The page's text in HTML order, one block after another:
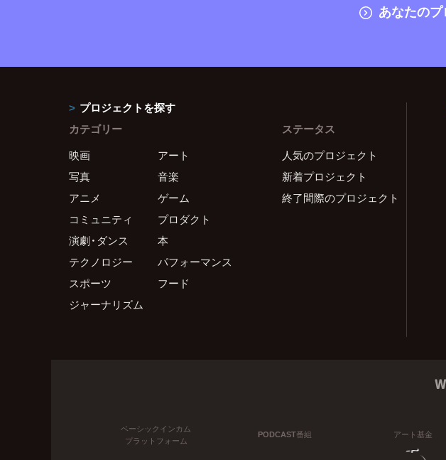
あなたの
プロジェクトを探す
カテゴリー
映画
アート
写真
音楽
アニメ
ゲーム
コミュニティ
プロダクト
演劇・ダンス
本
テクノロジー
パフォーマンス
スポーツ
フード
ジャーナリズム
ステータス
人気のプロジェクト
新着プロジェクト
終了間際のプロジェクト
ベーシックインカム
プラットフォーム
PODCAST番組 アート基金